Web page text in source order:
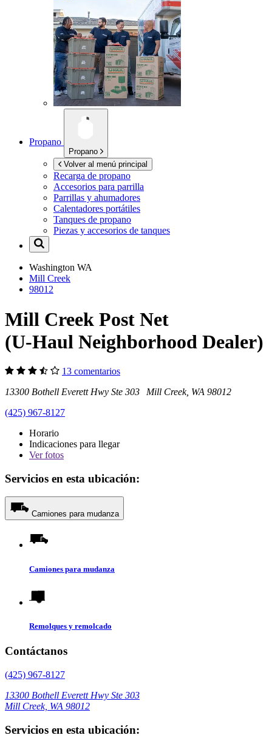
Propano
Propano
Volver al menú principal
Recarga de propano
Accesorios para parrilla
Parrillas y ahumadores
Calentadores portátiles
Tanques de propano
Piezas y accesorios de tanques
Washington WA
Mill Creek
98012
Mill Creek Post Net
(U-Haul Neighborhood Dealer)
13 comentarios
13300 Bothell Everett Hwy Ste 303 Mill Creek, WA 98012
(425) 967-8127
Horario
Indicaciones para llegar
Verfotos
Servicios en esta ubicación:
Camiones para mudanza
Camiones para mudanza
Remolques y remolcado
Contáctanos
(425) 967-8127
13300 Bothell Everett Hwy Ste 303
Mill Creek, WA 98012
Servicios en esta ubicación: